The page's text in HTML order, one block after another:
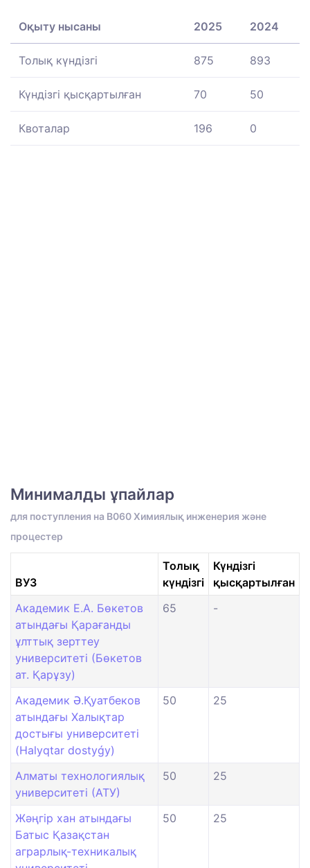
Оқыту нысаны 2025 2024
Толық күндізгі 875 893
Күндізгі қысқартылған 70 50
Квоталар 196 0
Минималды ұпайлар
для поступления на B060 Химиялық инженерия және
процестер
ВУЗ
Толық
күндізгі
Күндізгі
қысқартылған
Академик Е.А. Бөкетов
атындағы Қарағанды
ұлттық зерттеу
университеті (Бөкетов
ат. Қарұзу)
65 -
Академик Ә.Қуатбеков
атындағы Халықтар
достығы университеті
(Halyqtar dostyǵy)
50 25
Алматы технологиялық
университеті (АТУ)
50 25
Жәңгір хан атындағы
Батыс Қазақстан
аграрлық-техникалық
50 25